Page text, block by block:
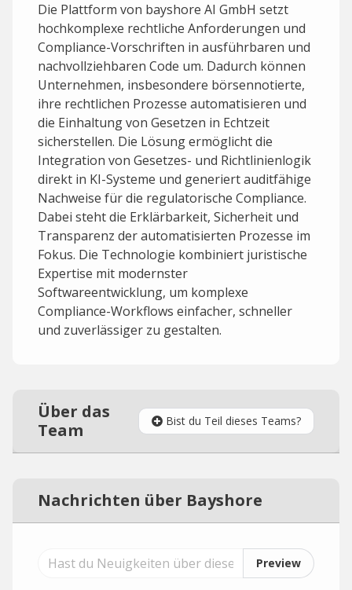
Die Plattform von bayshore AI GmbH setzt
hochkomplexe rechtliche Anforderungen und
Compliance-Vorschriften in ausführbaren und
nachvollziehbaren Code um. Dadurch können
Unternehmen, insbesondere börsennotierte,
ihre rechtlichen Prozesse automatisieren und
die Einhaltung von Gesetzen in Echtzeit
sicherstellen. Die Lösung ermöglicht die
Integration von Gesetzes- und Richtlinienlogik
direkt in KI-Systeme und generiert auditfähige
Nachweise für die regulatorische Compliance.
Dabei steht die Erklärbarkeit, Sicherheit und
Transparenz der automatisierten Prozesse im
Fokus. Die Technologie kombiniert juristische
Expertise mit modernster
Softwareentwicklung, um komplexe
Compliance-Workflows einfacher, schneller
und zuverlässiger zu gestalten.
Über das
Team
Bist du Teil dieses Teams?
Nachrichten über Bayshore
Preview